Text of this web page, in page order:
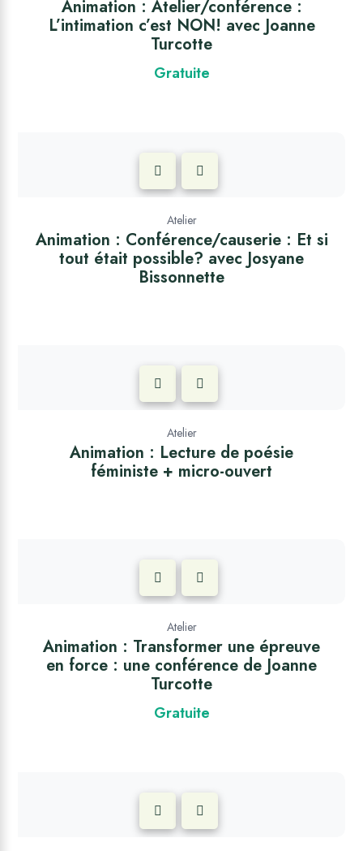
Animation : Atelier/conférence :
L’intimation c’est NON! avec Joanne
Turcotte
Gratuite
Atelier
Animation : Conférence/causerie : Et si
tout était possible? avec Josyane
Bissonnette
Atelier
Animation : Lecture de poésie
féministe + micro-ouvert
Atelier
Animation : Transformer une épreuve
en force : une conférence de Joanne
Turcotte
Gratuite